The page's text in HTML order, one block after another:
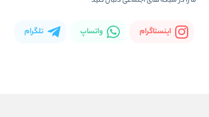
اینستاگرام واتساپ تلگرام